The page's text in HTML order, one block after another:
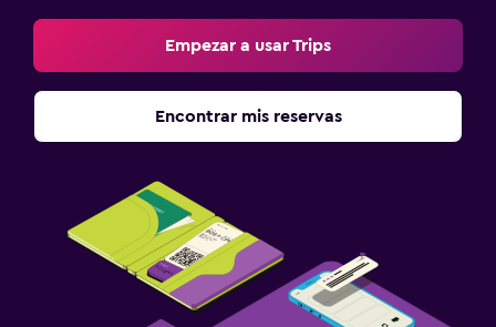
Empezar a usar Trips
Encontrar mis reservas